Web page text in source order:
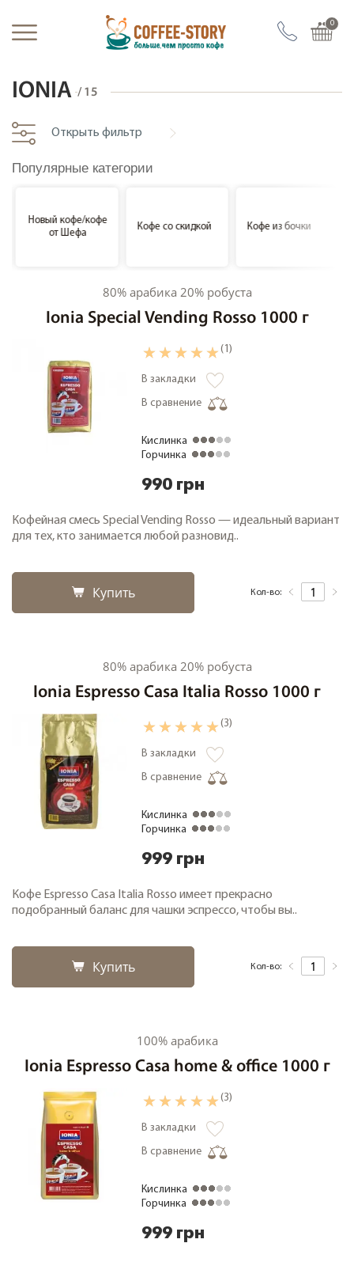
Кофе
Кофе недели
Кофе со скидкой
Кофе элитные сорта
Кофе Робуста
Кофе без кофеина
Кофе дегустационные наборы
Кофе фермерский
Кофе свежей обжарки
Кофе в зернах 1000 грамм
Черный чай
Замена и возврат товара
Сотрудничество
RU +38 (068) 48 27 286
0
Все кофе
IONIA / 15
Открыть фильтр
Популярные категории
Новый кофе/кофе
от Шефа
Кофе со скидкой Кофе из бочки
80% арабика 20% робуста
Ionia Special Vending Rosso 1000 г
(1)
В закладки
В сравнение
Кислинка
Горчинка
990 грн
Кофейная смесь Special Vending Rosso — идеальный вариант
для тех, кто занимается любой разновид..
Купить Кол-во:
80% арабика 20% робуста
Ionia Espresso Casa Italia Rosso 1000 г
(3)
В закладки
В сравнение
Кислинка
Горчинка
999 грн
Кофе Espresso Casa Italia Rosso имеет прекрасно
подобранный баланс для чашки эспрессо, чтобы вы..
Купить Кол-во:
100% арабика
Ionia Espresso Casa home & office 1000 г
(3)
В закладки
В сравнение
Кислинка
Горчинка
999 грн